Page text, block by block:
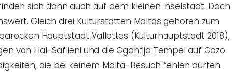
sich dann auch auf dem kleinen Inselstaat. Doch
Gleich drei Kulturstätten Maltas gehören zum
Hauptstadt Vallettas (Kulturhauptstadt 2018),
von Hal-Saflieni und die Ggantija Tempel auf Gozo
die bei keinem Malta-Besuch fehlen dürfen.